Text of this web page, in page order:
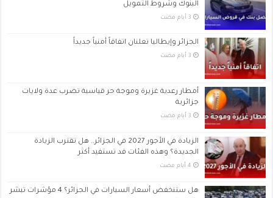
البنوك وشروط التمويل
الجزائر وإيطاليا تعلنان اتفاقاً أمنياً جديداً
أمطار رعدية غزيرة وموجة حر قياسية تضرب عدة ولايات
جزائرية
الزيادة في الأجور 2027 في الجزائر.. هل تقترب الزيادة
الجديدة؟ وهذه الفئات قد تستفيد أكثر
هل ستنخفض أسعار السيارات في الجزائر؟ 4 مؤشرات تبشر